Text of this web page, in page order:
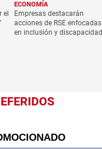
el
ECONOMÍA
Empresas destacarán
acciones de RSE enfocadas
en inclusión y discapacidad